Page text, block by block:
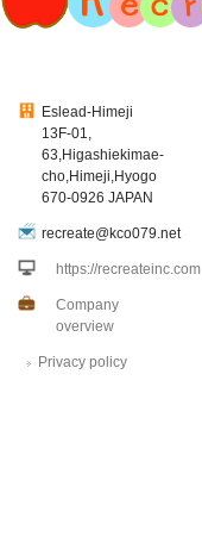
Eslead-Himeji
13F-01,
63,Higashiekimae-
cho,Himeji,Hyogo
670-0926 JAPAN
recreate@kco079.net
https://recreateinc.com
Company
overview
Privacy policy